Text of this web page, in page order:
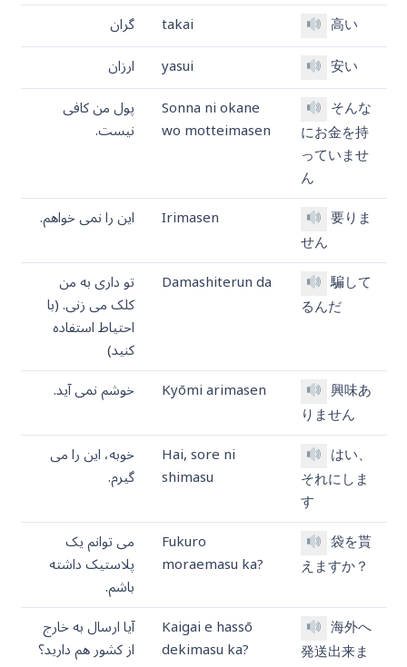
高い
takai
گران
安い
yasui
ارزان
そんな
にお金を持
っていませ
ん
Sonna ni okane
wo motteimasen
پول من کافی
نیست.
要りま
せん
Irimasen این را نمی خواهم.
騙して
るんだ
Damashiterun da تو داری به من
کلک می زنی. (با
احتیاط استفاده
کنید)
興味あ
りません
Kyōmi arimasen خوشم نمی آید.
はい、
それにしま
す
Hai, sore ni
shimasu
خوبه، این را می
گیرم.
袋を貰
えますか？
Fukuro
moraemasu ka?
می توانم یک
پلاستیک داشته
باشم.
海外へ
発送出来ま
Kaigai e hassō
dekimasu ka?
آیا ارسال به خارج
از کشور هم دارید؟